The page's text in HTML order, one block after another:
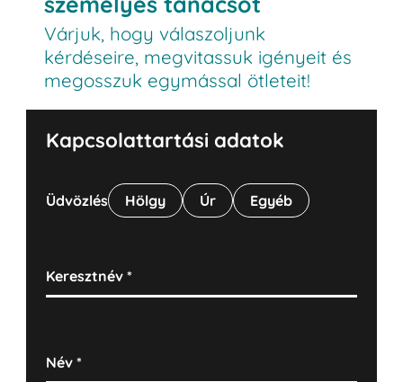
Várjuk, hogy válaszoljunk
kérdéseire, megvitassuk igényeit és
megosszuk egymással ötleteit!
Kapcsolattartási adatok
Üdvözlés Hölgy Úr Egyéb
Keresztnév*
Név*